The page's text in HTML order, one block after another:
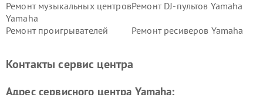
Ремонт музыкальных центров
Yamaha
Ремонт DJ-пультов Yamaha
Ремонт проигрывателей
Ремонт ресиверов Yamaha
Yamaha
Yamaha
Контакты сервис центра
Адрес сервисного центра Yamaha: